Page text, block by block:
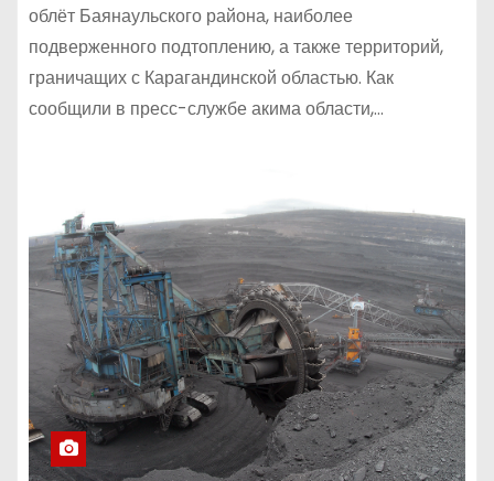
облёт Баянаульского района, наиболее
подверженного подтоплению, а также территорий,
граничащих с Карагандинской областью. Как
сообщили в пресс-службе акима области,…